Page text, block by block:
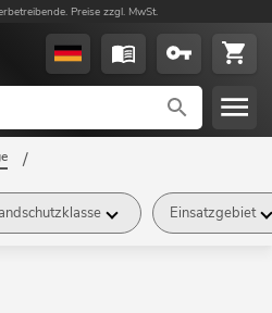
Preise zzgl. MwSt.
/
Einsatzgebiet